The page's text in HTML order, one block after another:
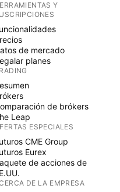
Y
de mercado
planes
de brókers
Leap
ESPECIALES
CME Group
Eurex
de acciones de
DE LA EMPRESA